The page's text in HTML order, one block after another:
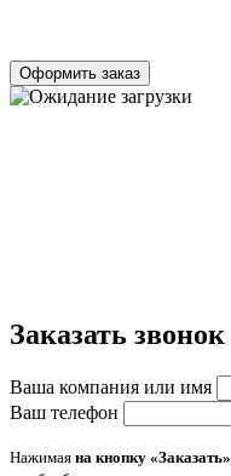
Оформить заказ
Заказать звонок
Ваша компания или имя
Ваш телефон
Нажимая на кнопку «Заказать»